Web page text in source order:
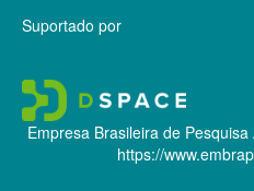
Suportado por
Empresa Brasileira de
https://